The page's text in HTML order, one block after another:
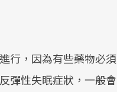
行，因為有些藥物必須
彈性失眠症狀，一般會